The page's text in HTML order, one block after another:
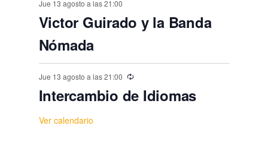
Jue 13 agosto a las 21:00
Victor Guirado y la Banda
Nómada
Jue 13 agosto a las 21:00
Intercambio de Idiomas
Ver calendario